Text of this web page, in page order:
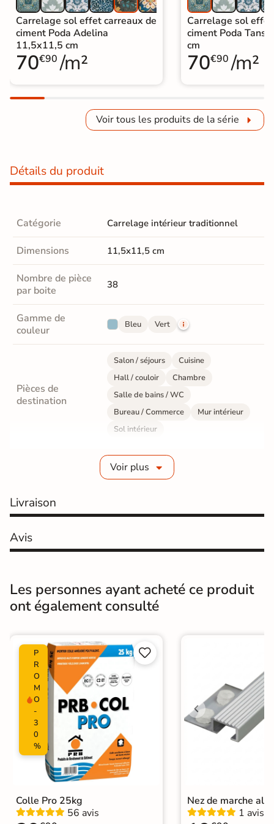
Carrelage sol effet carreaux de
ciment Poda Adelina
11,5x11,5 cm
70€90 /m²
Carrelage sol
ciment Poda
cm
70€90 /m²
Voir tous les produits de la série
Détails du produit
Catégorie Carrelage intérieur traditionnel
Dimensions 11,5x11,5 cm
Nombre de pièce
par boite
38
Gamme de
couleur
Bleu Vert
Pièces de
destination
Salon / séjours
Cuisine
Hall / couloir
Chambre
Salle de bains / WC
Bureau / Commerce
Mur intérieur
Sol intérieur
Grès cérame émaillé
Résistance à
Gr4 - Très résistant
Masse colorée Non
Non-rectifié
Finition Mate
Surface Lisse
Nombres de
tampons
30
Résistant au Gel Oui
Pièce humides Oui
Plancher
Chauffant
Oui
Conditionnement
Voir plus
Livraison
Avis
Les personnes ayant acheté ce produit
ont également consulté
P
R
O
M
O
-
3
0
%


Colle Pro 25kg
56 avis
Nez de marche
1 avis